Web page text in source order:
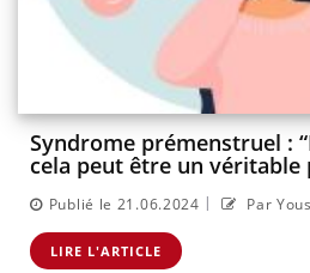
Syndrome prémenstruel :
cela peut être un véritable
Publié le 21.06.2024 | Par
LIRE L'ARTICLE